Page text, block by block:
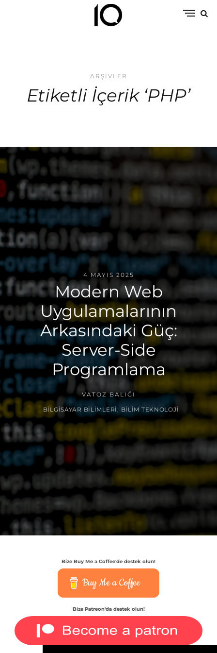
ARŞIVLER
Etiketli İçerik ‘PHP’
4 MAYIS 2025
Modern Web
Uygulamalarının
Arkasındaki Güç:
Server-Side
Programlama
VATOZ BALIĞI
BILGISAYAR BILIMLERI , BILIM TEKNOLOJI
Bize Buy Me a Coffee'de destek olun!
Buy Me a Coffee
Bize Patreon'da destek olun!